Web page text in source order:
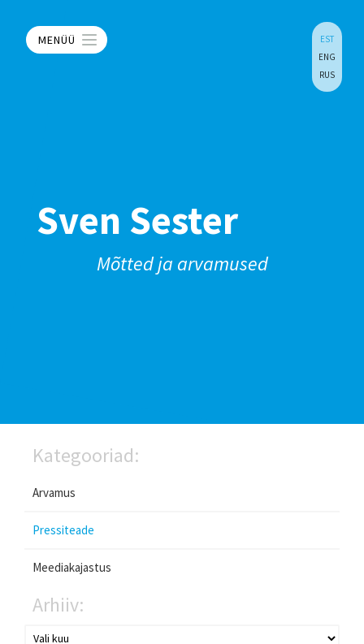
MENÜÜ
EST
ENG
RUS
Sven Sester
Mõtted ja arvamused
Kategooriad:
Arvamus
Pressiteade
Meediakajastus
Arhiiv: